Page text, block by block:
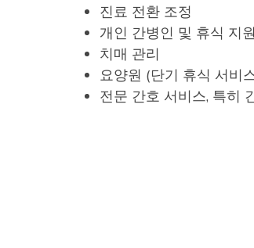
진료 전환 조정
개인 간병인 및 휴식 지
치매 관리
요양원 (단기 휴식 서비
전문 간호 서비스, 특히